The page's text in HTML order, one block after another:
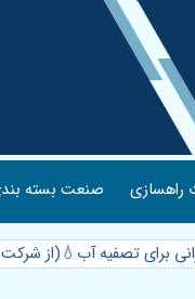
راهسازی صنعت بسته
برای تصفیه آب💧(از